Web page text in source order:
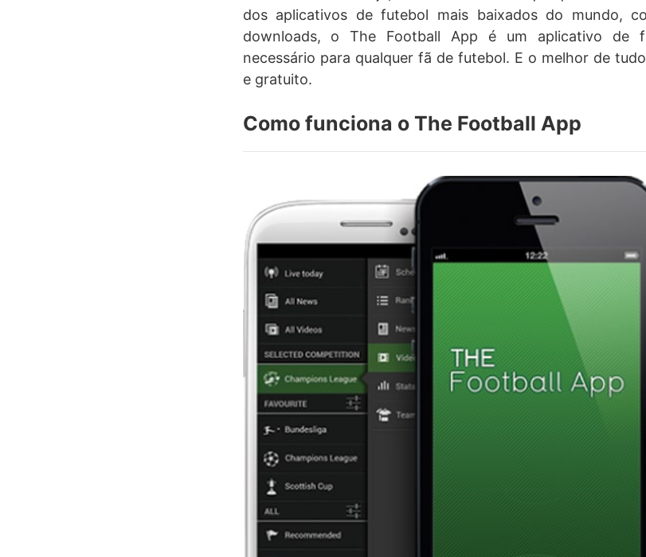
dos aplicativos de futebol mais baixados do mundo,
downloads, o The Football App é um aplicativo de
necessário para qualquer fã de futebol. E o melhor de
e gratuito.
Como funciona o The Football App